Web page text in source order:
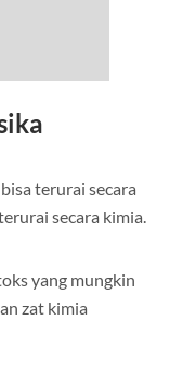
terurai secara
secara kimia.
yang mungkin
zat kimia